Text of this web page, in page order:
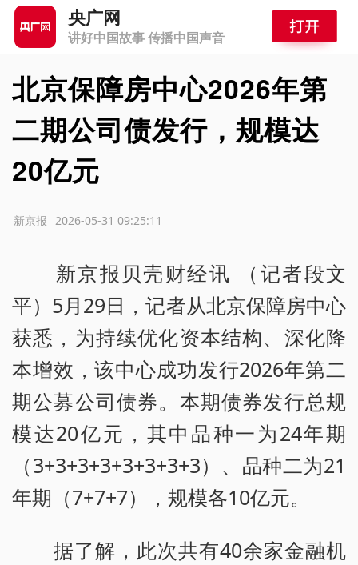
央广网
讲好中国故事 传播中国声音
北京保障房中心2026年第
二期公司债发行，规模达
20亿元
2026-05-31 09:25:11
新京报
新京报贝壳财经讯 （记者段文
平）5月29日，记者从北京保障房中心
获悉，为持续优化资本结构、深化降
本增效，该中心成功发行2026年第二
期公募公司债券。本期债券发行总规
模达20亿元，其中品种一为24年期
（3+3+3+3+3+3+3+3）、品种二为21
年期（7+7+7），规模各10亿元。
据了解，此次共有40余家金融机